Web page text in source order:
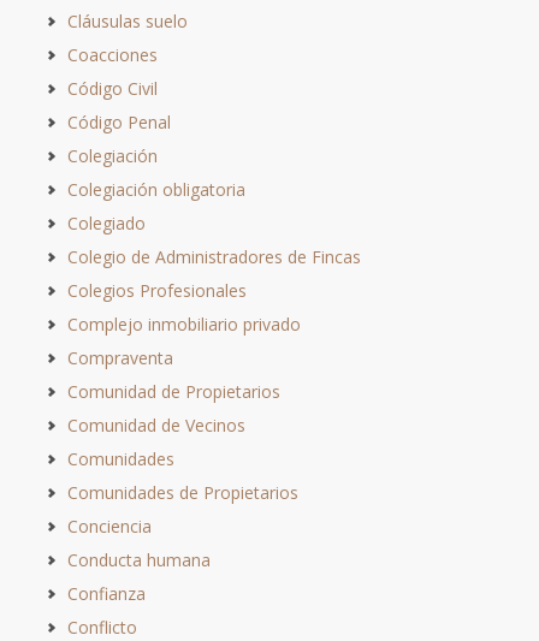
Cláusulas suelo
Coacciones
Código Civil
Código Penal
Colegiación
Colegiación obligatoria
Colegiado
Colegio de Administradores de Fincas
Colegios Profesionales
Complejo inmobiliario privado
Compraventa
Comunidad de Propietarios
Comunidad de Vecinos
Comunidades
Comunidades de Propietarios
Conciencia
Conducta humana
Confianza
Conflicto